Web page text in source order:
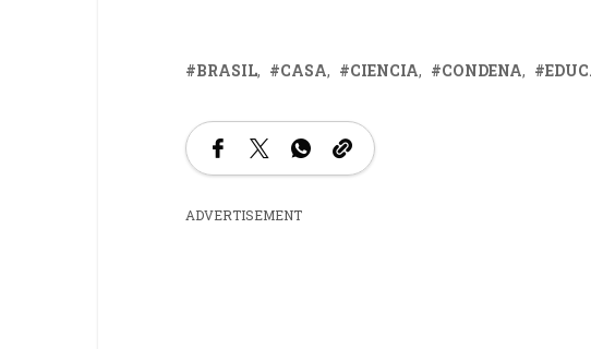
BRASIL CASA CIENCIA CONDENA
ADVERTISEMENT